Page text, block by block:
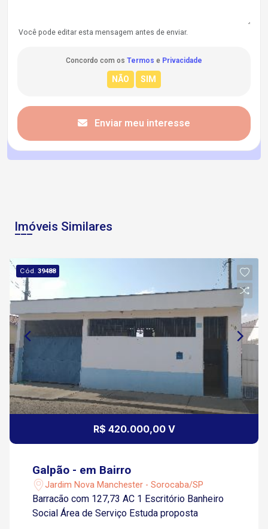
Você pode editar esta mensagem antes de enviar.
Concordo com os Termos e Privacidade
Enviar meu interesse
Imóveis Similares
Cód.39488
R$ 420.000,00 V
Galpão - em Bairro
Jardim Nova Manchester - Sorocaba/SP
Barracão com 127,73 AC 1 Escritório Banheiro
Social Área de Serviço Estuda proposta